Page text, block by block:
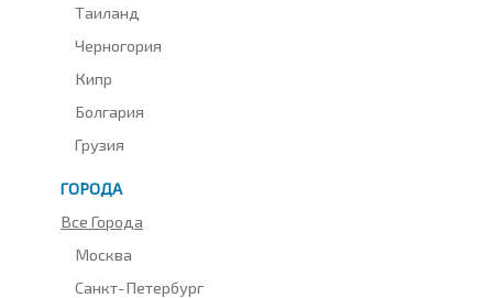
Таиланд
Черногория
Кипр
Болгария
Грузия
ГОРОДА
Все Города
Москва
Санкт-Петербург